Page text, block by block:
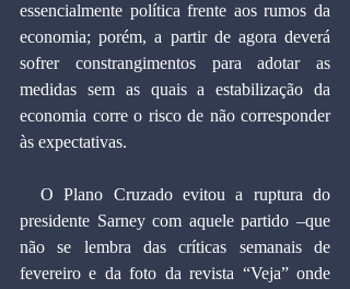
essencialmente política frente aos rumos da
economia; porém, a partir de agora deverá
sofrer constrangimentos para adotar as
medidas sem as quais a estabilização da
economia corre o risco de não corresponder
às expectativas.
presidente Sarney com aquele partido –que
não se lembra das críticas semanais de
fevereiro e da foto da revista “Veja” onde